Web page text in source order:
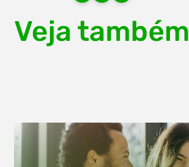
Veja também